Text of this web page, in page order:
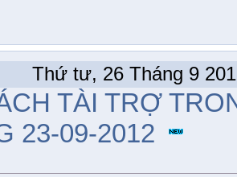
Thứ tư, 26 Tháng 9
TÀI TRỢ
23-09-2012